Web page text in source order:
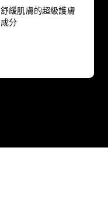
舒緩肌膚的超級護膚
成分